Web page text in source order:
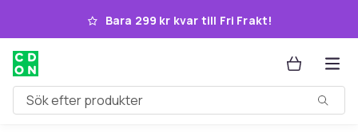
Hoppa till huvudinnehållet
Bara 299 kr kvar till Fri Frakt!
Sök efter produkter